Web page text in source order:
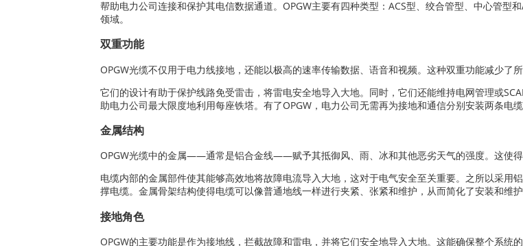
帮助电力公司连接和保护其电信数据通道。OPGW主要有四种类型：ACS型、绞合管型、中心管型
领域。
双重功能
OPGW光缆不仅用于电力线接地，还能以极高的速率传输数据、语音和视频。这种双重功能减少了
它们的设计有助于保护线路免受雷击，将雷电安全地导入大地。同时，它们还能维持电网管理或
助电力公司最大限度地利用每座铁塔。有了OPGW，电力公司无需再为接地和通信分别安装两条电
金属结构
OPGW光缆中的金属——通常是铝合金线——赋予其抵御风、雨、冰和其他恶劣天气的强度。这使得
电缆内部的金属部件使其能够高效地将故障电流导入大地，这对于电气安全至关重要。之所以采用
撑电缆。金属骨架结构使得电缆可以像普通地线一样进行夹紧、张紧和维护，从而简化了安装和维护
接地角色
OPGW的主要功能是作为接地线，拦截故障和雷电，并将它们安全地导入大地。这能确保整个系统的